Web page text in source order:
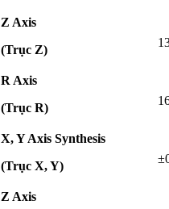
Z Axis
(Trục Z)
R Axis
(Trục R)
X, Y Axis Synthesis
(Trục X, Y)
Z Axis